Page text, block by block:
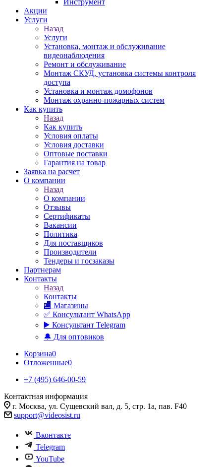
Инструмент
Акции
Услуги
Назад
Услуги
Установка, монтаж и обслуживание
видеонаблюдения
Ремонт и обслуживание
Монтаж СКУД, установка системы контроля
доступа
Установка и монтаж домофонов
Монтаж охранно-пожарных систем
Как купить
Назад
Как купить
Условия оплаты
Условия доставки
Оптовые поставки
Гарантия на товар
Заявка на расчет
О компании
Назад
О компании
Отзывы
Сертификаты
Вакансии
Политика
Для поставщиков
Производители
Тендеры и госзаказы
Партнерам
Контакты
Назад
Контакты
🏬 Магазины
✅️ Консультант WhatsApp
▶️ Консультант Telegram
🔔 Для оптовиков
Корзина0
Отложенные0
+7 (495) 646-00-59
Контактная информация
г. Москва, ул. Сущевский вал, д. 5, стр. 1а, пав. F40
support@videosist.ru
Вконтакте
Telegram
YouTube